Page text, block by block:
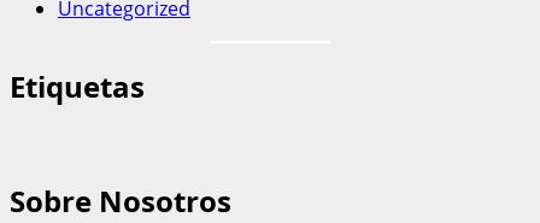
Uncategorized
Etiquetas
Sobre Nosotros